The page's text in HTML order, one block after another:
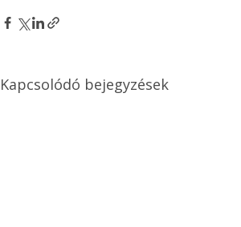
Kapcsolódó bejegyzések